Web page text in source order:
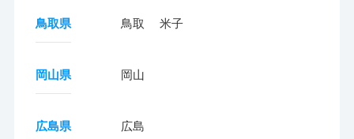
鳥取県 鳥取 米子
岡山県 岡山
広島県 広島